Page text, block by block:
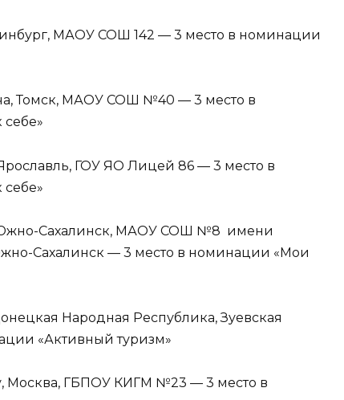
МАОУ СОШ 142 — 3 место в номинации
Томск, МАОУ СОШ №40 — 3 место в
ГОУ ЯО Лицей 86 — 3 место в
Южно-Сахалинск, МАОУ СОШ №8 имени
Сахалинск — 3 место в номинации «Мои
Народная Республика, Зуевская
«Активный туризм»
Москва, ГБПОУ КИГМ №23 — 3 место в